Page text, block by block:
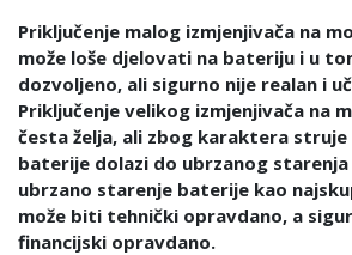
Priključenje malog izmjenjivača na
može loše djelovati na bateriju i u
dozvoljeno, ali sigurno nije realan i
Priključenje velikog izmjenjivača na
česta želja, ali zbog karaktera struje
baterije dolazi do ubrzanog
ubrzano starenje baterije kao
može biti tehnički opravdano, a
financijski opravdano.